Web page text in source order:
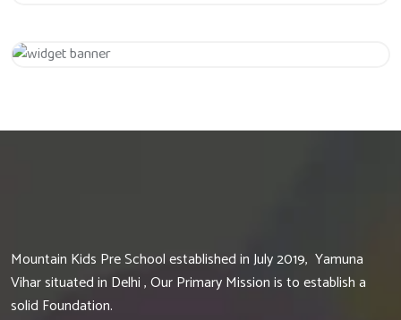
Mountain Kids Pre School established in July 2019, Yamuna
Vihar situated in Delhi , Our Primary Mission is to establish a
solid Foundation.